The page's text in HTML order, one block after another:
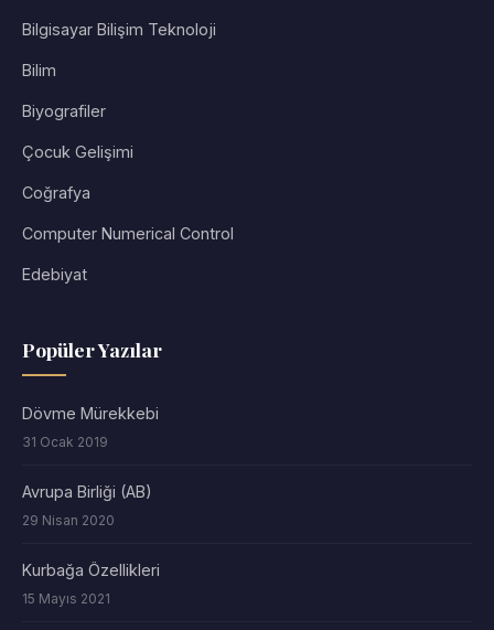
Bilgisayar Bilişim Teknoloji
Bilim
Biyografiler
Çocuk Gelişimi
Coğrafya
Computer Numerical Control
Edebiyat
Popüler Yazılar
Dövme Mürekkebi
31 Ocak 2019
Avrupa Birliği (AB)
29 Nisan 2020
Kurbağa Özellikleri
15 Mayıs 2021